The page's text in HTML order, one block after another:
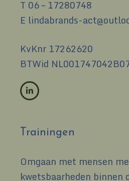
T 06 – 17280748
E lindabrands-
KvKnr 17262620
BTWid
Trainingen
Omgaan met mensen
kwetsbaarheden binnen